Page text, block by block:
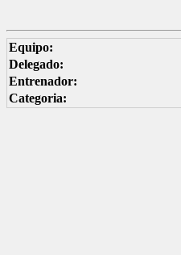
Equipo:
Delegado:
Entrenador:
Categoria: